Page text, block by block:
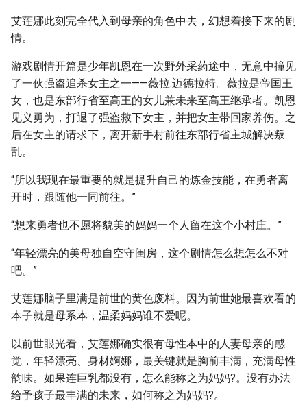
艾莲娜此刻完全代入到母亲的角色中去，幻想着接下来的剧
情。
游戏剧情开篇是少年凯恩在一次野外采药途中，无意中撞见
了一伙强盗追杀女主之一——薇拉.迈德拉特。薇拉是帝国王
女，也是东部行省至高王的女儿兼未来至高王继承者。凯恩
见义勇为，打退了强盗救下女主，并把女主带回家养伤。之
后在女主的请求下，离开新手村前往东部行省主城解决叛
乱。
“所以我现在最重要的就是提升自己的炼金技能，在勇者离
开时，跟随他一同前往。”
“想来勇者也不愿将貌美的妈妈一个人留在这个小村庄。”
“年轻漂亮的美母独自空守闺房，这个剧情怎么想怎么不对
吧。”
艾莲娜脑子里满是前世的黄色废料。因为前世她最喜欢看的
本子就是母系本，温柔妈妈谁不爱呢。
以前世眼光看，艾莲娜确实很有母性本中的人妻母亲的感
觉，年轻漂亮、身材婀娜，最关键就是胸前丰满，充满母性
韵味。如果连巨乳都没有，怎么能称之为妈妈?。没有办法
给予孩子最丰满的未来，如何称之为妈妈?。